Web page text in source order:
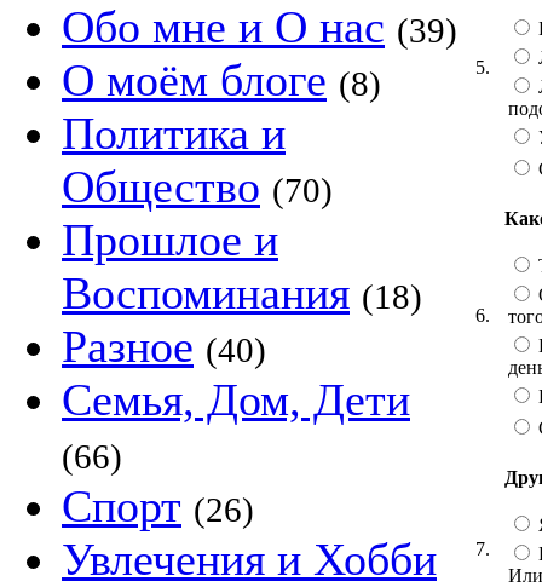
Обо мне и О нас (39)
О моём блоге (8)
Политика и
Общество (70)
Прошлое и
Воспоминания (18)
Разное (40)
Семья, Дом, Дети
(66)
Спорт (26)
Увлечения и Хобби
5.
6.
7.
Или